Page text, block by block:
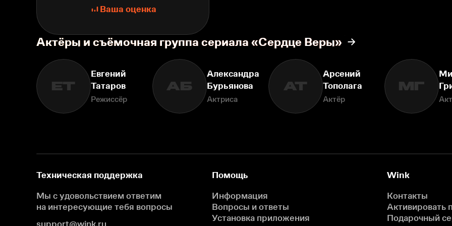
Ваша оценка
Актёры и съёмочная группа сериала «Сердце Веры»
ЕТ
Евгений
Татаров
Режиссёр
АБ
Александра
Бурьянова
Актриса
АТ
Арсений
Тополага
Актёр
МГ
Техническая поддержка
Мы с удовольствием ответим
на интересующие тебя вопросы
support@wink.ru
Помощь
Информация
Вопросы и ответы
Установка приложения
Wink
Контакты
Активировать
Подарочный